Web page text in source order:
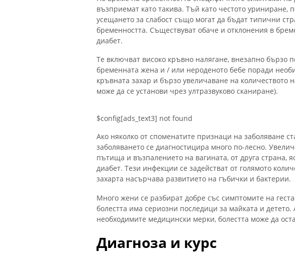
възприемат като такива. Тъй като честото уриниране,
усещането за слабост също могат да бъдат типични
бременността. Съществуват обаче и отклонения в
диабет.
Те включват високо кръвно налягане, внезапно бързо
бременната жена и / или нероденото бебе поради
кръвната захар и бързо увеличаване на количеството
може да се установи чрез ултразвуково сканиране).
$config[ads_text3] not found
Ако няколко от споменатите признаци на заболяване
заболяването се диагностицира много по-лесно.
пътища и възпалението на вагината, от друга страна,
диабет. Тези инфекции се задействат от голямото
захарта насърчава развитието на гъбички и бактерии.
Много жени се разбират добре със симптомите на
болестта има сериозни последици за майката и
необходимите медицински мерки, болестта може да
Диагноза и курс